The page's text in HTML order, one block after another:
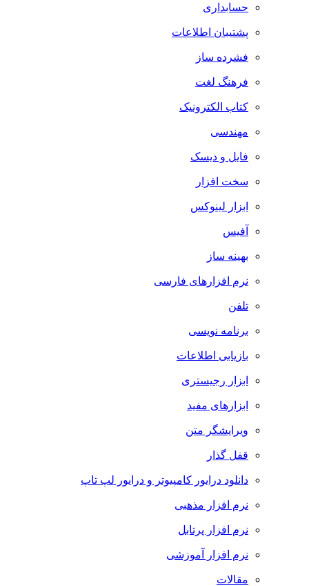
حسابداری
پشتیبان اطلاعات
فشرده ساز
فرهنگ لغت
کتاب الکترونیک
مهندسی
فایل و دیسک
سخت افزار
ابزار لینوکس
آفیس
بهینه ساز
نرم افزارهای فارسی
تلفن
برنامه نویسی
بازیابی اطلاعات
ابزار رجیستری
ابزارهای مفید
ویرایشگر متن
قفل گذار
دانلود درایور کامپیوتر و درایور لپ تاپ
نرم افزار مذهبی
نرم افزار پرتابل
نرم افزار آموزشی
مقالات